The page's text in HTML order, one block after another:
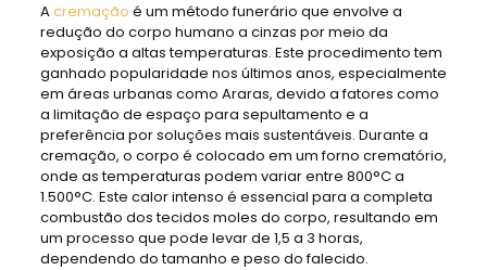
Acremação é um método funerário que envolve a
redução do corpo humano a cinzas por meio da
exposição a altas temperaturas. Este procedimento tem
ganhado popularidade nos últimos anos, especialmente
em áreas urbanas como Araras, devido a fatores como
a limitação de espaço para sepultamento e a
preferência por soluções mais sustentáveis. Durante a
cremação, o corpo é colocado em um forno crematório,
onde as temperaturas podem variar entre 800°C a
1.500°C. Este calor intenso é essencial para a completa
combustão dos tecidos moles do corpo, resultando em
um processo que pode levar de 1,5 a 3 horas,
dependendo do tamanho e peso do falecido.